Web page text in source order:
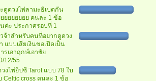
ดูดวงไพ่ลามะธิเบตกัน
ยยยยยยย คนละ 1 ข้อ
ค่ะ ประกาศรอบที่ 1
จ้าสำหรับคนที่อยากดูดวง
แบบเสียเงินขอเปิดเป็น
รเอาฤกษ์เอาชัย
12/55
งไพ่ยิปซี Tarot แบบ 78 ใบ
Celtic cross คนละ 1 ข้อ